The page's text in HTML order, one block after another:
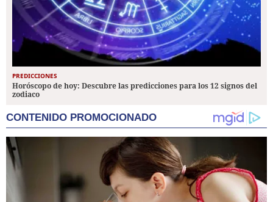
PREDICCIONES
Horóscopo de hoy: Descubre las predicciones para los 12 signos del
zodiaco
CONTENIDO PROMOCIONADO